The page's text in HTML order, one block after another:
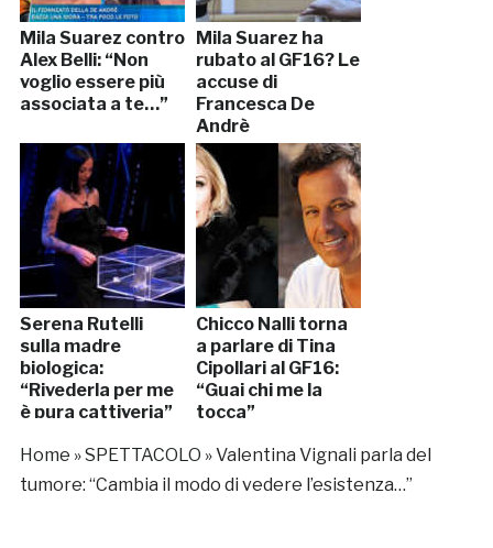
Mila Suarez contro
Alex Belli: “Non
voglio essere più
associata a te…”
Mila Suarez ha
rubato al GF16? Le
accuse di
Francesca De
Andrè
Serena Rutelli
sulla madre
biologica:
“Rivederla per me
è pura cattiveria”
Chicco Nalli torna
a parlare di Tina
Cipollari al GF16:
“Guai chi me la
tocca”
Home »SPETTACOLO »Valentina Vignali parla del
tumore: “Cambia il modo di vedere l’esistenza…”